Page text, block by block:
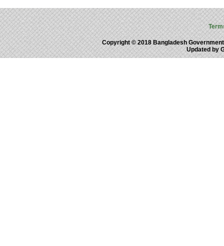
Copyright © 2018 Bangladesh
Updated by